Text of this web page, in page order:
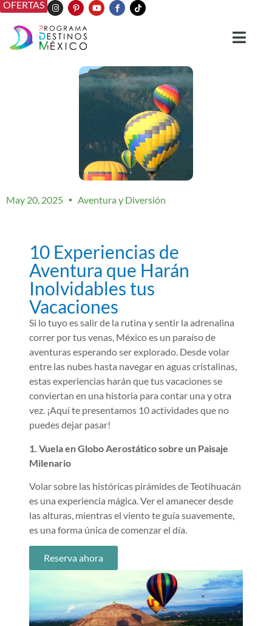
OFERTAS
May 20, 2025 Aventura y Diversión
10 Experiencias de
Aventura que Harán
Inolvidables tus
Vacaciones
Si lo tuyo es salir de la rutina y sentir la adrenalina
correr por tus venas, México es un paraíso de
aventuras esperando ser explorado. Desde volar
entre las nubes hasta navegar en aguas cristalinas,
estas experiencias harán que tus vacaciones se
conviertan en una historia para contar una y otra
vez. ¡Aquí te presentamos 10 actividades que no
puedes dejar pasar!
1. Vuela en Globo Aerostático sobre un Paisaje
Milenario
Volar sobre las históricas pirámides de Teotihuacán
es una experiencia mágica. Ver el amanecer desde
las alturas, mientras el viento te guía suavemente,
es una forma única de comenzar el día.
Reserva ahora